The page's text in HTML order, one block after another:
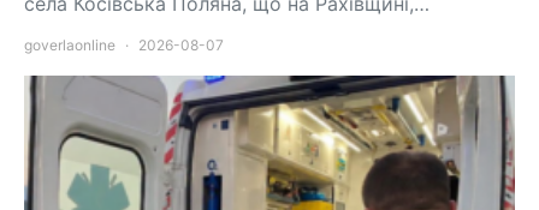
goverlaonline 2026-08-07